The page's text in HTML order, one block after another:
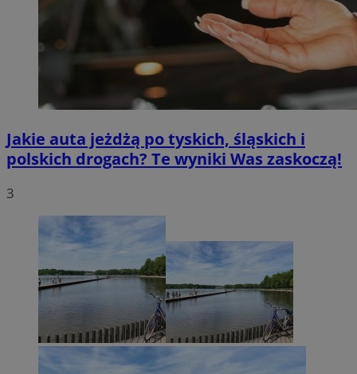
Jakie auta jeżdżą po tyskich, śląskich i
polskich drogach? Te wyniki Was zaskoczą!
3